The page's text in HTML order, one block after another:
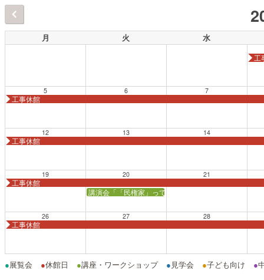
月 火 水
工
5
工事休館
6 7
12
工事休館
13 14
19
工事休館
20
講演会「「民権家」って、どんな人？──自由民権運
21
26
工事休館
27 28
●展覧会 ●休館日 ●講座・ワークショップ ● 見学会 ●子ども向け ●